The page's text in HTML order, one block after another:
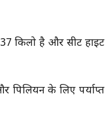
किलो है और सीट हाइट
पिलियन के लिए पर्याप्त